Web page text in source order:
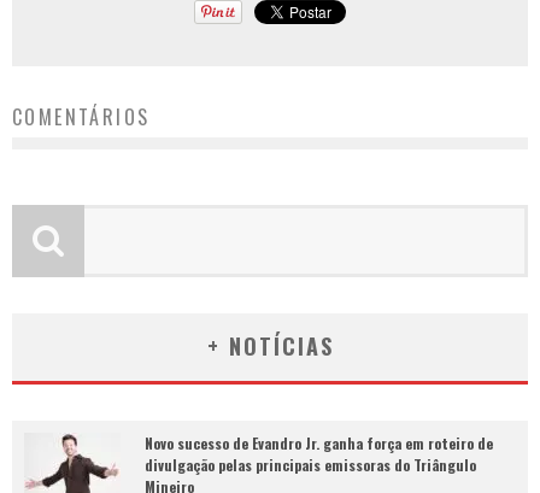
COMENTÁRIOS
+ NOTÍCIAS
Novo sucesso de Evandro Jr. ganha força em roteiro de
divulgação pelas principais emissoras do Triângulo
Mineiro